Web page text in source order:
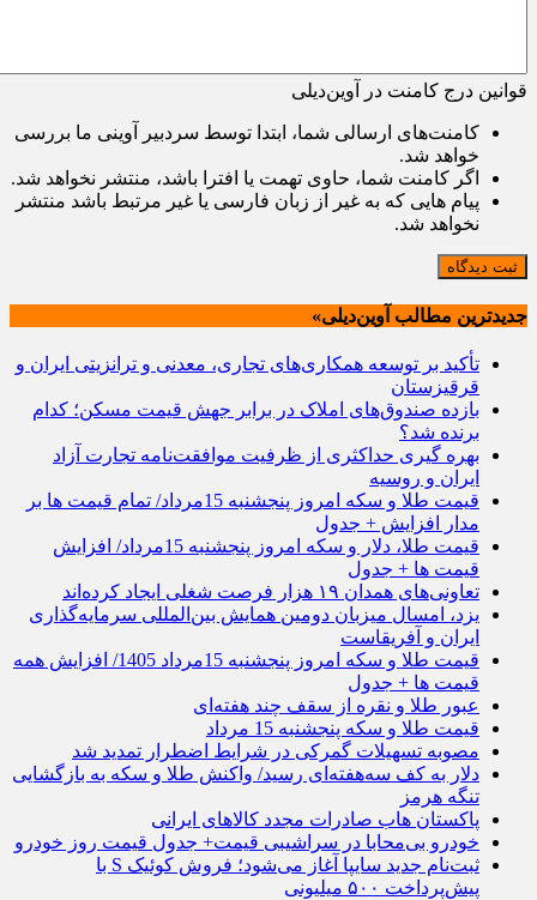
قوانین درج کامنت در آوین‌دیلی
کامنت‌های ارسالی شما، ابتدا توسط سردبیر آوینی ما بررسی
خواهد شد.
اگر کامنت شما، حاوی تهمت یا افترا باشد، منتشر نخواهد شد.
پیام هایی که به غیر از زبان فارسی یا غیر مرتبط باشد منتشر
نخواهد شد.
ثبت دیدگاه
جدیدترین مطالب آوین‌دیلی»
تأکید بر توسعه همکاری‌های تجاری، معدنی و ترانزیتی ایران و
قرقیزستان
بازده صندوق‌های املاک در برابر جهش قیمت مسکن؛ کدام
برنده شد؟
بهره گیری حداکثری از ظرفیت موافقت‌نامه تجارت آزاد
ایران و روسیه
قیمت طلا و سکه امروز پنجشنبه 15مرداد/ تمام قیمت ها بر
مدار افزایش + جدول
قیمت طلا، دلار و سکه امروز پنجشنبه 15مرداد/ افزایش
قیمت ها + جدول
تعاونی‌های همدان ۱۹ هزار فرصت شغلی ایجاد کرده‌اند
یزد، امسال میزبان دومین همایش بین‌المللی سرمایه‌گذاری
ایران و آفریقاست
قیمت طلا و سکه امروز پنجشنبه 15مرداد 1405/ افزایش همه
قیمت ها + جدول
عبور طلا و نقره از سقف چند هفته‌ای
قیمت طلا و سکه پنجشنبه 15 مرداد
مصوبه تسهیلات گمرکی در شرایط اضطرار تمدید شد
دلار به کف سه‌هفته‌ای رسید/ واکنش طلا و سکه به بازگشایی
تنگه هرمز
پاکستان هاب صادرات مجدد کالاهای ایرانی
خودرو بی‌محابا در سراشیبی قیمت+ جدول قیمت روز خودرو
ثبت‌نام جدید سایپا آغاز می‌شود؛ فروش کوئیک S با
پیش‌پرداخت ۵۰۰ میلیونی